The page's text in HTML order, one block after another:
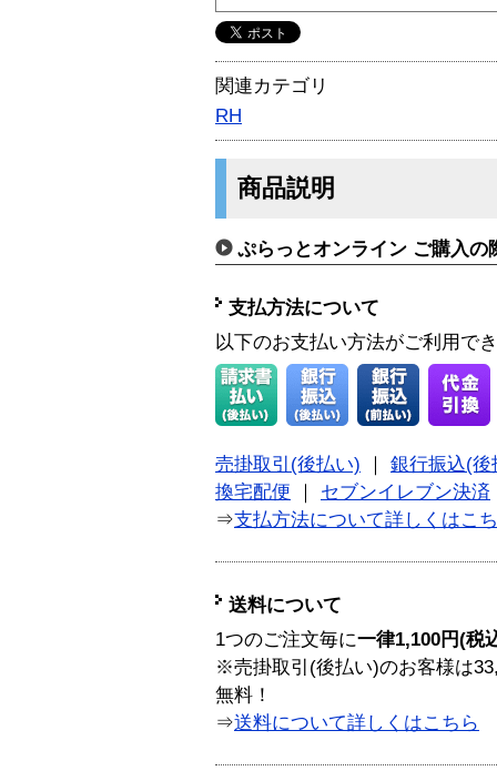
関連カテゴリ
RH
商品説明
ぷらっとオンライン ご購入の
支払方法について
以下のお支払い方法がご利用で
売掛取引(後払い)
銀行振込(後
換宅配便
セブンイレブン決済
⇒支払方法について詳しくはこ
送料について
1つのご注文毎に一律1,100円(税
※売掛取引(後払い)のお客様は
無料！
⇒送料について詳しくはこちら